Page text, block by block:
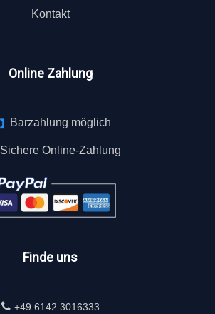
Kontakt
Online Zahlung
Barzahlung möglich
Sichere Online-Zahlung
Finde uns
+49 6142 3016333